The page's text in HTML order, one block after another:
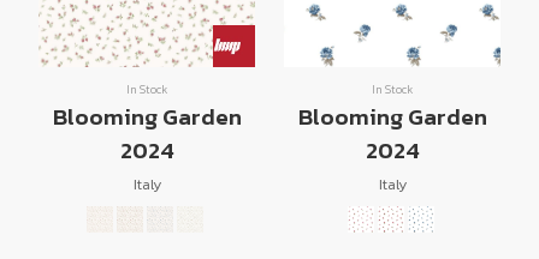
In Stock
Blooming Garden
2024
Italy
In Stock
Blooming Garden
2024
Italy